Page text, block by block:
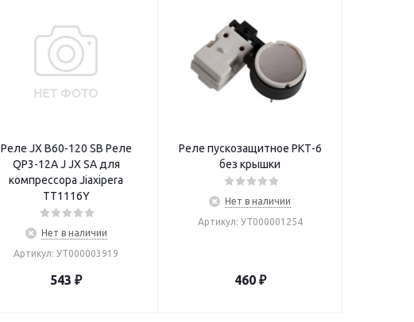
Реле JX B60-120 SB Реле
QP3-12A J JX SA для
компрессора Jiaxipera
TT1116Y
Нет в наличии
Артикул: УТ000003919
543 ₽
Реле пускозащитное РКТ-6
без крышки
Нет в наличии
Артикул: УТ000001254
460₽